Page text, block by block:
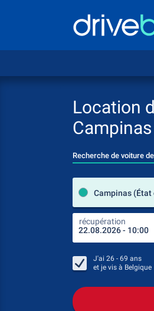
Location
Campinas
Recherche de voiture
Campinas (État
récupération
J'ai 26 - 69 ans
et je vis à Belgique